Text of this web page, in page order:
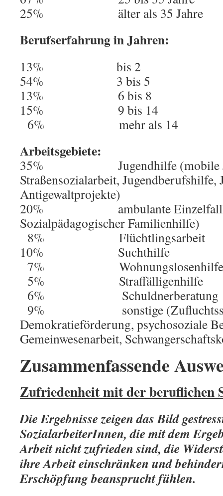
25% älter als 35 Jahre
Berufserfahrung in Jahren:
13% bis 2
54% 3 bis 5
13% 6 bis 8
15% 9 bis 14
6% mehr als 14
Arbeitsgebiete:
35% Jugendhilfe (mobile
Straßensozialarbeit, Jugendberufshilfe,
Antigewaltprojekte)
20% ambulante
Sozialpädagogischer Familienhilfe)
8% Flüchtlingsarbeit
10% Suchthilfe
7% Wohnungslosenhilfe
5% Straffälligenhilfe
6% Schuldnerberatung
9% sonstige
Demokratieförderung, psychosoziale
Gemeinwesenarbeit,
Zusammenfassende
Zufriedenheit mit der beruflichen
Die Ergebnisse zeigen das Bild
SozialarbeiterInnen, die mit dem
Arbeit nicht zufrieden sind, die
ihre Arbeit einschränken und
Erschöpfung beansprucht fühlen.